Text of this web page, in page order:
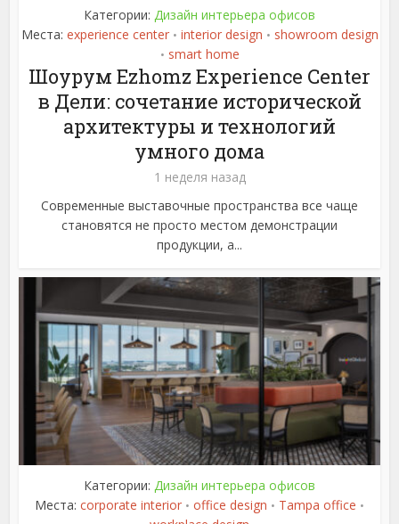
Категории: Дизайн интерьера офисов
Места: experience center • interior design • showroom design
• smart home
Шоурум Ezhomz Experience Center
в Дели: сочетание исторической
архитектуры и технологий
умного дома
1 неделя назад
Современные выставочные пространства все чаще
становятся не просто местом демонстрации
продукции, а...
Категории: Дизайн интерьера офисов
Места: corporate interior • office design • Tampa office •